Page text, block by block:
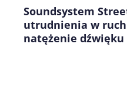
Soundsystem
utrudnienia w
natężenie dźwięku